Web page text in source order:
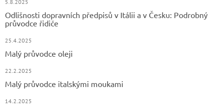
5.8.2025
Odlišnosti dopravních předpisů v Itálii a v Česku: Podrobný
průvodce řidiče
25.4.2025
Malý průvodce oleji
22.2.2025
Malý průvodce italskými moukami
14.2.2025